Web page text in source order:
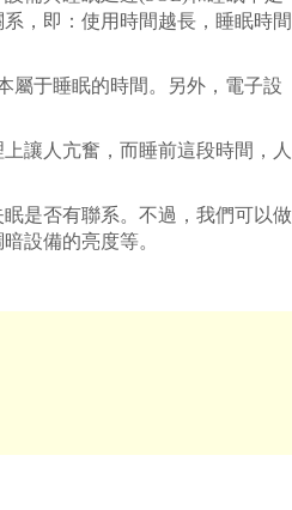
，即：使用時間越長，睡眠時間
于睡眠的時間。另外，電子設
讓人亢奮，而睡前這段時間，人
是否有聯系。不過，我們可以做
設備的亮度等。